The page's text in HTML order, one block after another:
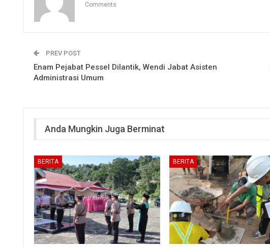
Comments
PREV POST
Enam Pejabat Pessel Dilantik, Wendi Jabat Asisten
Administrasi Umum
Anda Mungkin Juga Berminat
BERITA BERITA